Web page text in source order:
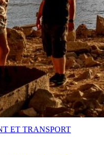
ET TRANSPORT